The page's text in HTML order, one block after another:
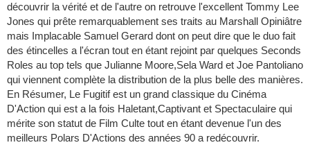
découvrir la vérité et de l'autre on retrouve l'excellent Tommy Lee
Jones qui prête remarquablement ses traits au Marshall Opiniâtre
mais Implacable Samuel Gerard dont on peut dire que le duo fait
des étincelles a l'écran tout en étant rejoint par quelques Seconds
Roles au top tels que Julianne Moore,Sela Ward et Joe Pantoliano
qui viennent complète la distribution de la plus belle des manières.
En Résumer, Le Fugitif est un grand classique du Cinéma
D'Action qui est a la fois Haletant,Captivant et Spectaculaire qui
mérite son statut de Film Culte tout en étant devenue l'un des
meilleurs Polars D'Actions des années 90 a redécouvrir.